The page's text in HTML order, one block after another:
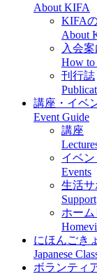
About KIFA
KIFA
About
入会案
How to
刊行誌
講座・イベ
Event Guide
講座
イベン
Events
生活サ
Support
ホーム
にほんごき
Japanese
ボランティ